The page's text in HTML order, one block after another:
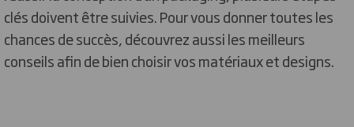
clés doivent être suivies. Pour vous donner toutes les
chances de succès, découvrez aussi les meilleurs
conseils afin de bien choisir vos matériaux et designs.